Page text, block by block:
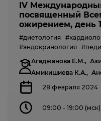
IV
посвященный
ожирением, день 1
#диетология
#эндокринология
Агаджанова Е.М.,
Амикишиева К.А.,
28 февраля 2024
09:00 - 19:00 (мск)